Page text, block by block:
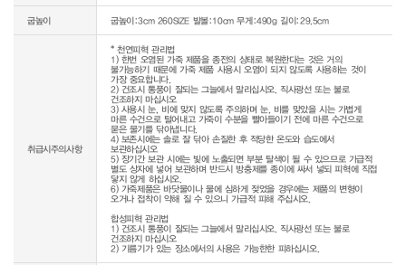
굽높이 굽높이:3cm 260SIZE 발볼:10cm 무게:490g 길이:29.5cm
취급시주의사항
* 천연피혁 관리법
1) 한번 오염된 가죽 제품을 종전의 상태로 복원한다는 것은 거의
불가능하기 때문에 가죽 제품 사용시 오염이 되지 않도록 사용하는 것이
가장 중요합니다.
2) 건조시 통풍이 잘되는 그늘에서 말리십시오. 직사광선 또는 불로
건조하지 마십시오
3) 사용시 눈, 비에 맞지 않도록 주의하며 눈, 비를 맞았을 시는 가볍게
마른 수건으로 털어내고 가죽이 수분을 빨아들이기 전에 마른 수건으로
묻은 물기를 닦아냅니다.
4) 보존시에는 솔로 잘 닦아 손질한 후 적당한 온도와 습도에서
보관하십시오
5) 장기간 보관 시에는 빛에 노출되면 부분 탈색이 될 수 있으므로 가급적
별도 상자에 넣어 보관하며 반드시 방충제를 종이에 싸서 넣되 피혁에 직접
닿지 않게 하십시오.
6) 가죽제품은 바닷물이나 물에 심하게 젖었을 경우에는 제품의 변형이
오거나 접착이 약해 질 수 있으니 가급적 피해 주십시오.
합성피혁 관리법
1) 건조시 통풍이 잘되는 그늘에서 말리십시오. 직사광선 또는 불로
건조하지 마십시오